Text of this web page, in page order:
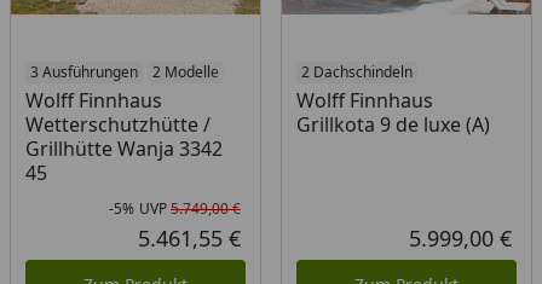
3 Ausführungen 2 Modelle
Wolff Finnhaus
Wetterschutzhütte /
Grillhütte Wanja 3342
45
Rabatt in Prozent
-5%
Ursprünglicher Preis
UVP5.749,00 €
Aktueller Preis
5.461,55 €
2 Dachschindeln
Wolff Finnhaus
Grillkota 9 de luxe (A)
5.999,00 €